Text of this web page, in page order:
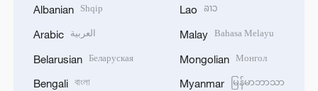
Albanian Shqip
Arabic العربية
Belarusian Беларуская
Bengali বাংলা
Lao ລາວ
Malay Bahasa Melayu
Mongolian Монгол
Myanmar မြန်မာဘာသာ